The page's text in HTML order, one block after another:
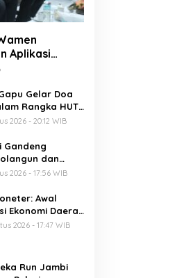
Aplikasi
Gelar Doa
Rangka HUT
TIB
2026 - 20:12 WIB
Gandeng
dan
Benteng
Narkoba
2026 - 17:56 WIB
Awal
Ekonomi Daerah
2026 - 17:47 WIB
Run Jambi